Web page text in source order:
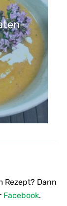
Rezept? Dann
Facebook.